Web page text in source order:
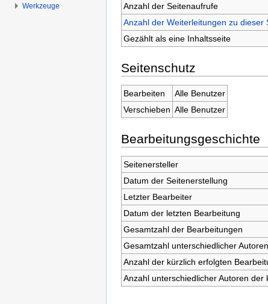
Anzahl der Seitenaufrufe
Anzahl der Weiterleitungen zu dieser
Gezählt als eine Inhaltsseite
Seitenschutz
Bearbeiten
Alle Benutzer
Verschieben Alle Benutzer
Bearbeitungsgeschichte
Seitenersteller
Datum der Seitenerstellung
Letzter Bearbeiter
Datum der letzten Bearbeitung
Gesamtzahl der Bearbeitungen
Gesamtzahl unterschiedlicher Autoren
Anzahl der kürzlich erfolgten
Anzahl unterschiedlicher Autoren
Werkzeuge